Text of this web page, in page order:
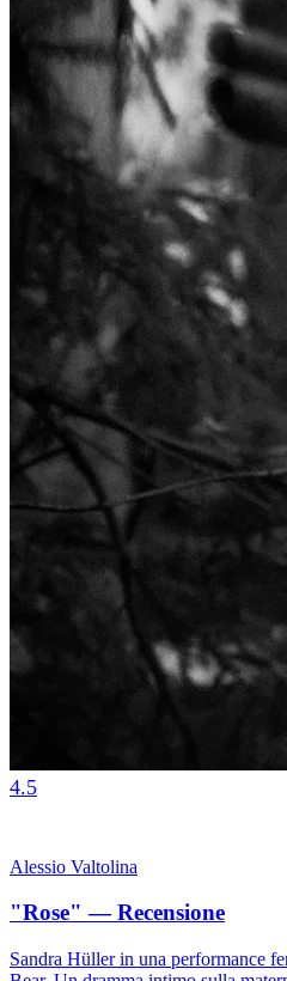
4.5
Alessio Valtolina
"Rose" — Recensione
Sandra Hüller in una performance